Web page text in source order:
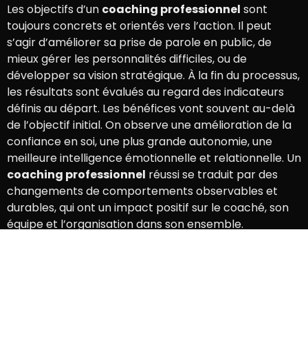
Les objectifs d’un coaching professionnel sont
toujours concrets et orientés vers l’action. Il peut
s’agir d’améliorer sa prise de parole en public, de
mieux gérer les personnalités difficiles, ou de
développer sa vision stratégique. À la fin du processus,
les résultats sont évalués au regard des indicateurs
définis au départ. Les bénéfices vont souvent au-delà
de l’objectif initial. On observe une amélioration de la
confiance en soi, une plus grande autonomie, une
meilleure intelligence émotionnelle et relationnelle. Un
coaching professionnel réussi se traduit par des
changements de comportements observables et
durables, qui ont un impact positif sur le coaché, son
équipe et l’organisation dans son ensemble.